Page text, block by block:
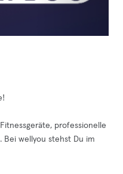
professionelle
Bei wellyou stehst Du im